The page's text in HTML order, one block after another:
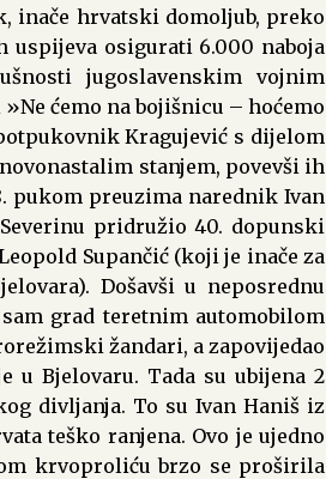
inače hrvatski domoljub, preko
osigurati 6.000 naboja
jugoslavenskim vojnim
ćemo na bojišnicu – hoćemo
Kragujević s dijelom
stanjem, povevši ih
pukom preuzima narednik Ivan
pridružio 40. dopunski
Supančić (koji je inače za
Došavši u neposrednu
grad teretnim automobilom
žandari, a zapovijedao
Bjelovaru. Tada su ubijena 2
divljanja. To su Ivan Haniš iz
teško ranjena. Ovo je ujedno
krvoproliću brzo se proširila